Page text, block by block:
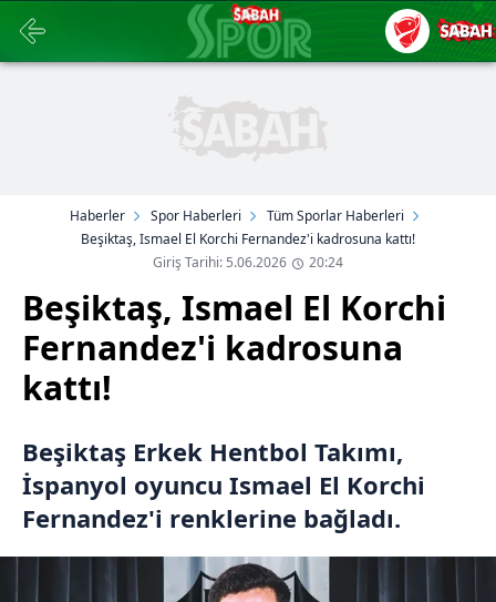
Haberler Spor Haberleri
Tüm Sporlar Haberleri
Beşiktaş, Ismael El Korchi Fernandez'i kadrosuna kattı!
Giriş Tarihi: 5.06.2026
20:24
Beşiktaş, Ismael El Korchi
Fernandez'i kadrosuna
kattı!
Beşiktaş Erkek Hentbol Takımı,
İspanyol oyuncu Ismael El Korchi
Fernandez'i renklerine bağladı.